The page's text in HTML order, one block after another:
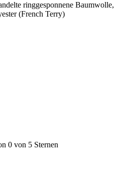
ringgesponnene Baumwolle,
(French Terry)
0 von 5 Sternen